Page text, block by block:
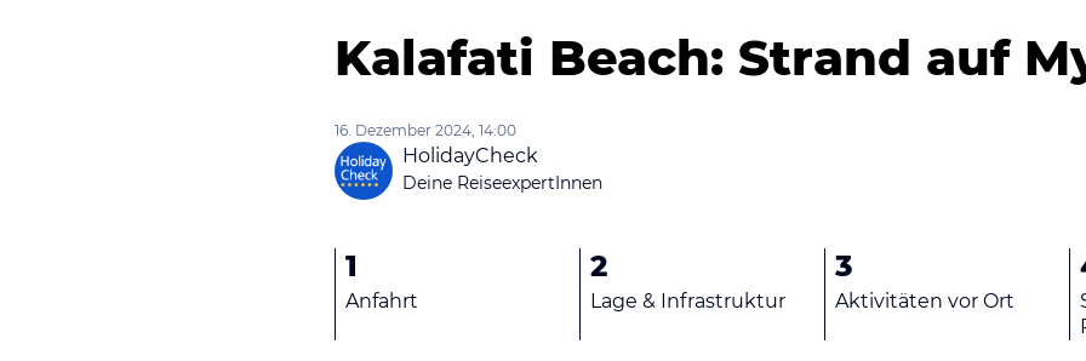
Kalafati Beach: Strand auf
16. Dezember 2024, 14:00
HolidayCheck
Deine ReiseexpertInnen
1
Anfahrt
2
Lage & Infrastruktur
3
Aktivitäten vor Ort